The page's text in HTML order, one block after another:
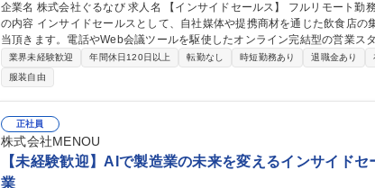
企業名 株式会社ぐるなび 求人名 【インサイドセールス】 フルリモート勤務（全国居住可）/業界未経験歓迎 仕事
の内容 インサイドセールスとして、自社媒体や提携商材を通じた飲食店の
当頂きます。電話やWeb会議ツールを駆使したオンライン完結型の営業スタイルを
お任せしたい業務】入社当初は、新規獲得チーム（市場を切り拓く先鋭部
磨いていただきつつ、業務を通じて当社のサービスや顧客特性の理解を深
適性やスキルを鑑みて、新規獲得チームもしくは顧客伴走チーム（商談・
て担う営業）に分かれていきます。 募集職種 【インサイドセールス】 フルリモート勤務（全国居住可）/業界未
経験歓迎
業界未経験歓迎 年間休日120日以上 転勤なし 時短勤務あり 退職金あり
服装自由
正社員
株式会社MENOU
【未経験歓迎】AIで製造業の未来を変えるインサイド
業